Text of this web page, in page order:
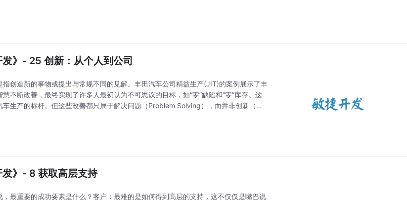
发》- 25 创新：从个人到公司
指创造新的事物或提出与常规不同的见解。丰田汽车公司精益生产(JIT)的案例展示了丰
不断改善，最终实现了许多人最初认为不可思议的目标，如“零”缺陷和“零”库存。这
车生产的标杆。但这些改善都只属于解决问题（Problem Solving），而并非创新（即
发》- 8 获取高层支持
，最重要的成功要素是什么？客户：最难的是如何得到高层的支持，这不仅仅是嘴巴说